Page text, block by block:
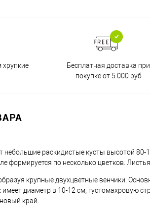
хрупкие
Бесплатная доставка при
покупке от 5 000 руб
небольшие раскидистые кусты высотой
формируется по несколько цветков.
крупные двухцветные венчики.
диаметр в 10-12 см, густомахровую
край.